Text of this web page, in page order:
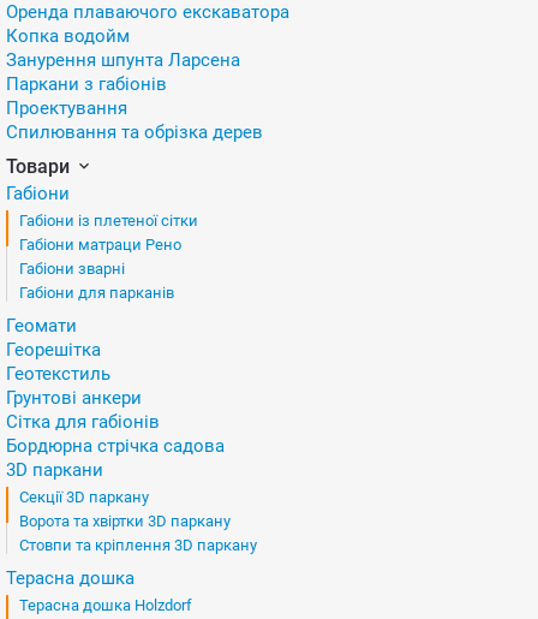
Оренда плаваючого екскаватора
Копка водойм
Занурення шпунта Ларсена
Паркани з габіонів
Проектування
Спилювання та обрізка дерев
Товари
Габіони
Габіони із плетеної сітки
Габіони матраци Рено
Габіони зварні
Габіони для парканів
Геомати
Георешітка
Геотекстиль
Грунтові анкери
Сітка для габіонів
Бордюрна стрічка садова
3D паркани
Секції 3D паркану
Ворота та хвіртки 3D паркану
Стовпи та кріплення 3D паркану
Терасна дошка
Терасна дошка Holzdorf